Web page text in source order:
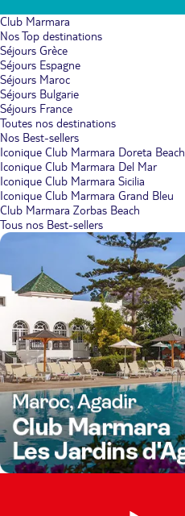
Club Marmara
Nos Top destinations
Séjours Grèce
Séjours Espagne
Séjours Maroc
Séjours Bulgarie
Séjours France
Toutes nos destinations
Nos Best-sellers
Iconique Club Marmara Doreta Beach
Iconique Club Marmara Del Mar
Iconique Club Marmara Sicilia
Iconique Club Marmara Grand Bleu
Club Marmara Zorbas Beach
Tous nos Best-sellers